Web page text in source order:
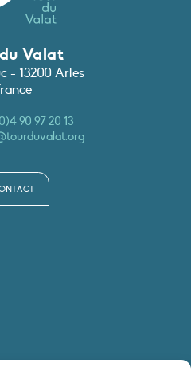
Valat
- 13200 Arles
90 97 20 13